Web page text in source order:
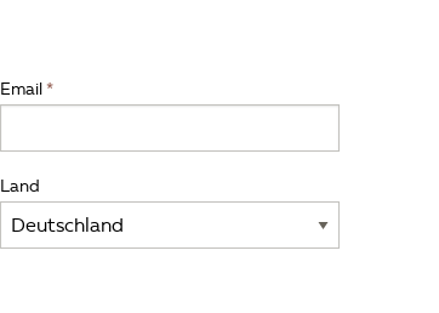
Email
Land